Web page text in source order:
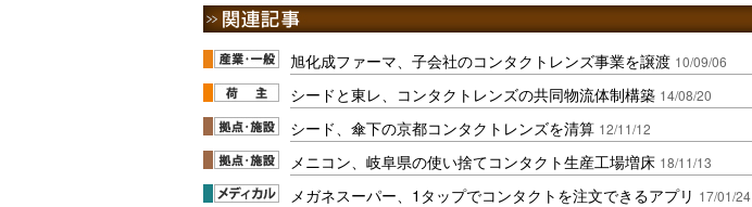
旭化成ファーマ、子会社のコンタクトレンズ事業を譲渡 10/09/06
シードと東レ、コンタクトレンズの共同物流体制構築 14/08/20
シード、傘下の京都コンタクトレンズを清算 12/11/12
メニコン、岐阜県の使い捨てコンタクト生産工場増床 18/11/13
メガネスーパー、1タップでコンタクトを注文できるアプリ 17/01/24